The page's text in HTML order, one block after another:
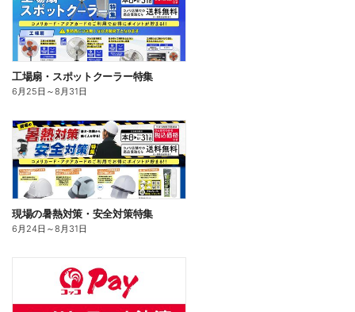
工場扇・スポットクーラー特集
6月25日 ～8月31日
現場の暑熱対策・安全対策特集
6月24日 ～8月31日